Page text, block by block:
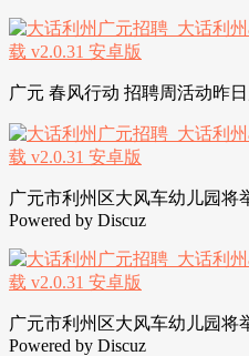
广元 春风行动 招聘周活动昨
广元市利州区大风车幼儿园将
Powered by Discuz
广元市利州区大风车幼儿园将
Powered by Discuz